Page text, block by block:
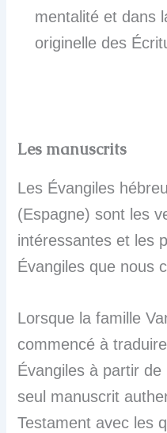
mentalité et dans
originelle des
Les manuscrits
Les Évangiles
(Espagne) sont les
intéressantes et les
Évangiles que nous
Lorsque la famille
commencé à
Évangiles à partir de
seul manuscrit
Testament avec les